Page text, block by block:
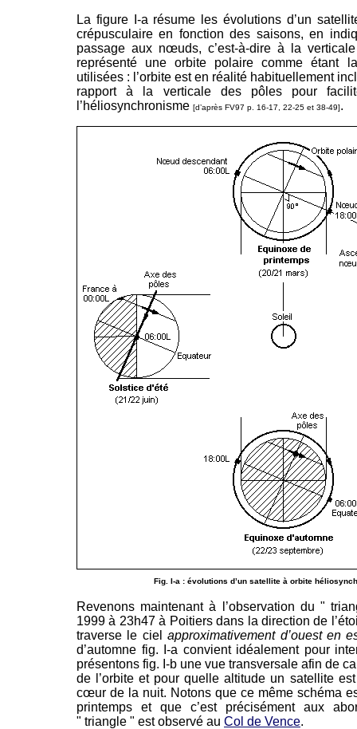
La figure I-a résume les évolutions d’un
crépusculaire en fonction des saisons, en
passage aux nœuds, c’est-à-dire à la
représenté une orbite polaire comme étant
utilisées : l’orbite est en réalité habituellement
rapport à la verticale des pôles pour
l’héliosynchronisme [d’après FV97 p. 16-17, 22-25 et 38-49].
Fig. I-a : évolutions d’un satellite à orbite
Revenons maintenant à l’observation du "
1999 à 23h47 à Poitiers dans la direction de
traverse le cielapproximativement d’ouest en
d’automne fig. I-a convient idéalement pour
présentons fig. I-b une vue transversale afin de
de l’orbite et pour quelle altitude un satellite
cœur de la nuit. Notons que ce même schéma
printemps et que c’est précisément aux
" triangle " est observé au Col de Vence.